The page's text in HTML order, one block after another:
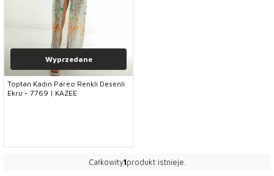
Wyprzedane
Toptan Kadın Pareo Renkli Desenli
Ekru - 7769 | KAZEE
Całkowity1produkt istnieje.